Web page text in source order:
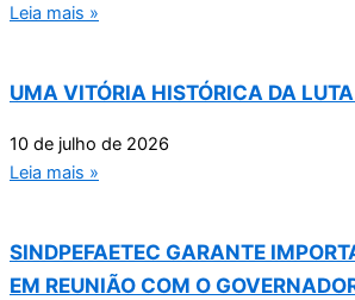
Leia mais »
UMA VITÓRIA HISTÓRICA DA
10 de julho de 2026
Leia mais »
SINDPEFAETEC GARANTE
EM REUNIÃO COM O